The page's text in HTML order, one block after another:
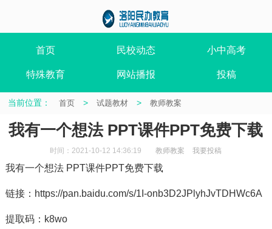
首页 民校动态 小中高考
特殊教育 网站播报 投稿
当前位置： 首页 > 试题教材 > 教师教案
我有一个想法 PPT课件PPT免费下载
时间：2021-10-12 14:36:19 教师教案 我要投稿
我有一个想法 PPT课件PPT免费下载
链接：https://pan.baidu.com/s/1I-onb3D2JPlyhJvTDHWc6A
提取码：k8wo